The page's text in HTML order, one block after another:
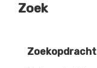
Zoek
Zoekopdracht